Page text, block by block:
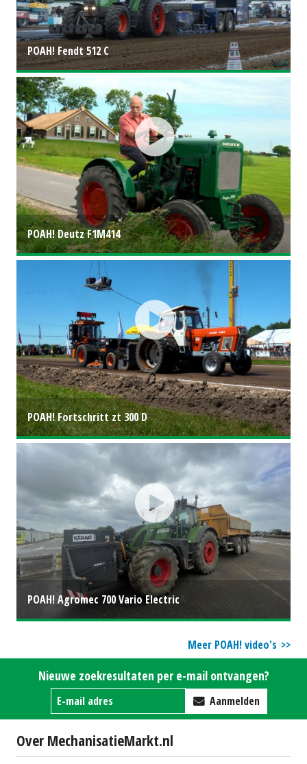
POAH! Fendt 512 C
POAH! Deutz F1M414
POAH! Fortschritt zt 300 D
POAH! Agromec 700 Vario Electric
Meer POAH! video's
Nieuwe zoekresultaten per e-mail ontvangen?
Aanmelden
Over MechanisatieMarkt.nl